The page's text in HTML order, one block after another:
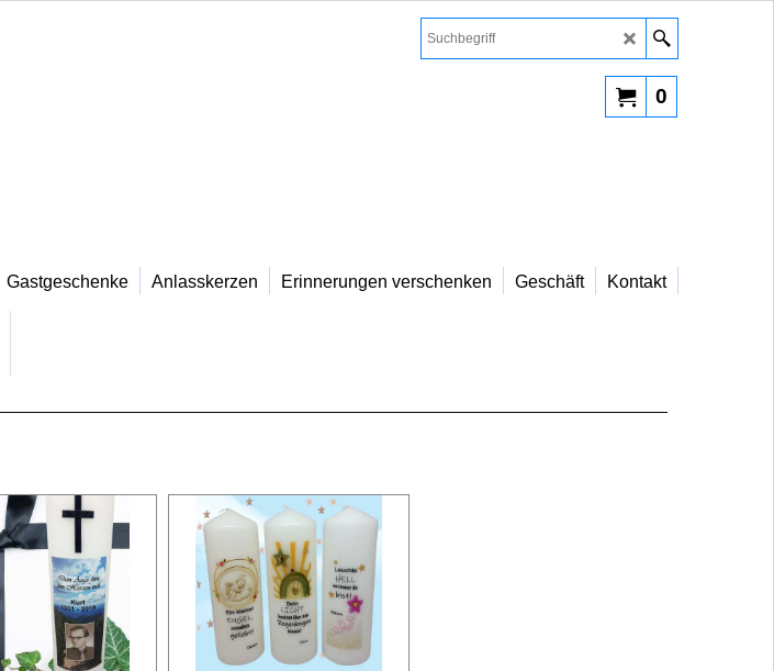
0
Gastgeschenke Anlasskerzen Erinnerungen verschenken Geschäft Kontakt